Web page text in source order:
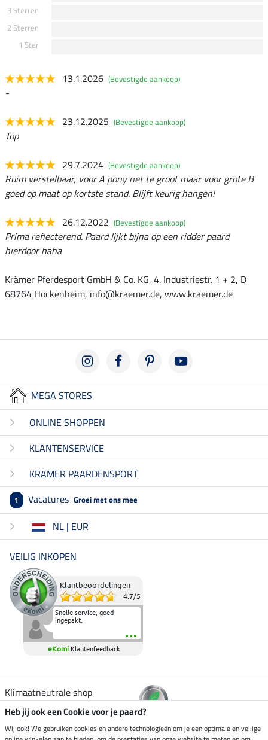
3 Sterren
2 Sterren
1 Ster
13.1.2026 (Bevestigde aankoop)
-
23.12.2025 (Bevestigde aankoop)
Top
29.7.2024 (Bevestigde aankoop)
Ruim verstelbaar, voor A pony net te groot maar voor grote B
goed op maat op kortste stand. Blijft keurig hangen!
26.12.2022 (Bevestigde aankoop)
Prima reflecterend. Paard lijkt bijna op een ridder paard
hierdoor haha
Krämer Pferdesport GmbH & Co. KG, 4. Industriestr. 1 + 2, D
68764 Hockenheim, info@kraemer.de, www.kraemer.de
MEGA STORES
ONLINE SHOPPEN
KLANTENSERVICE
KRAMER PAARDENSPORT
1 Vacatures Groei met ons mee
NL | EUR
VEILIG INKOPEN
Klantbeoordelingen
4.7/5
Snelle service, goed
ingepakt.
eKomi Klantenfeedback
Klimaatneutrale shop
Verzending per
Heb jij ook een Cookie voor je paard?
Wij ook! We gebruiken cookies en andere technologieën om je een optimale en veilige